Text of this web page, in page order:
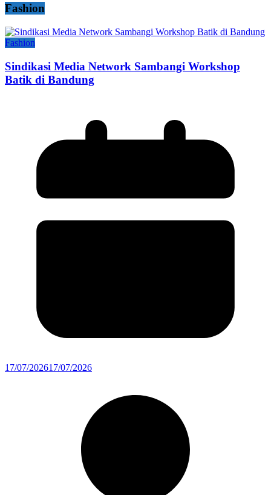
Fashion
Fashion
Sindikasi Media Network Sambangi Workshop
Batik di Bandung
17/07/202617/07/2026